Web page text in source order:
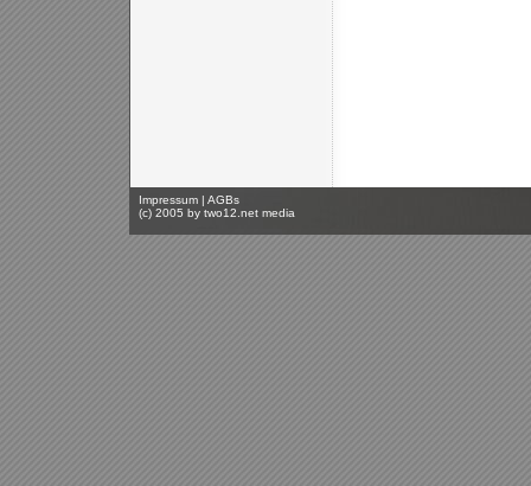
Impressum | AGBs
(c) 2005 by two12.net media